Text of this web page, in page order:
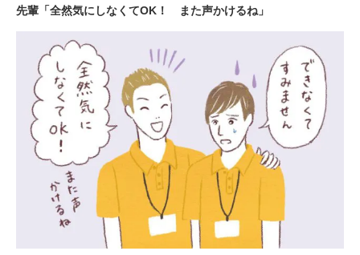
先輩「全然気にしなくてOK！ また声かけるね」